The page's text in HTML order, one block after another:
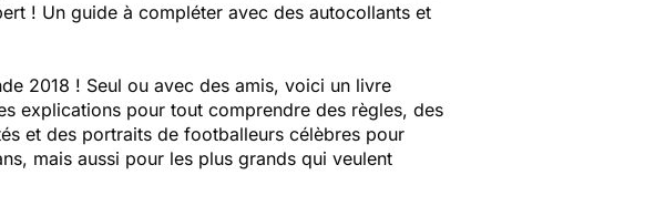
! Un guide à compléter avec des autocollants et
2018 ! Seul ou avec des amis, voici un livre
explications pour tout comprendre des règles, des
et des portraits de footballeurs célèbres pour
mais aussi pour les plus grands qui veulent